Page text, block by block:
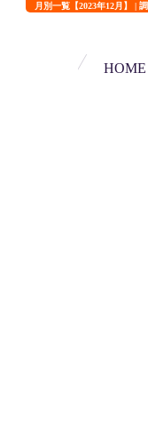
月別一覧【2023年12月】 |
HOME